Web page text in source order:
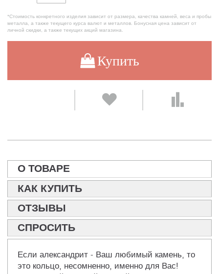
*Стоимость конкретного изделия зависит от размера, качества камней, веса и пробы
металла, а также текущего курса валют и металлов. Бонусная цена зависит от
личной скидки, а также текущих акций магазина.
Купить
О ТОВАРЕ
КАК КУПИТЬ
ОТЗЫВЫ
СПРОСИТЬ
Если александрит - Ваш любимый камень, то
это кольцо, несомненно, именно для Вас!